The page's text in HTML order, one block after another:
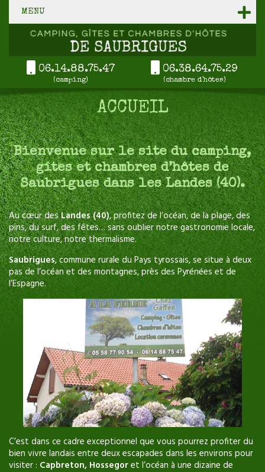
MENU
06.14.88.75.47
(camping)
06.38.64.75.29
(chambre d'hôtes)
Bienvenue sur le site du camping,
gîtes et chambres d’hôtes de
Saubrigues dans les Landes (40).
Au cœur desLandes (40), profitez de l’océan, de la plage, des
pins, du surf, des fêtes… sans oublier notre gastronomie locale,
notre culture, notre thermalisme.
Saubrigues, commune rurale du Pays tyrossais, se situe à deux
pas de l’océan et des montagnes, près des Pyrénées et de
l’Espagne.
C’est dans ce cadre exceptionnel que vous pourrez profiter du
bien vivre landais entre deux escapades dans les environs pour
visiter : Capbreton, Hossegoret l’océan à une dizaine de
ACCUEIL